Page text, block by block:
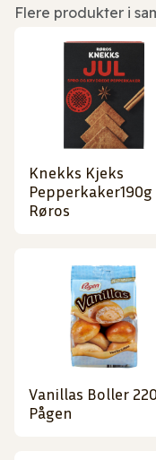
Flere produkter i
Knekks Kjeks
Pepperkaker190g
Røros
Vanillas Boller
Pågen